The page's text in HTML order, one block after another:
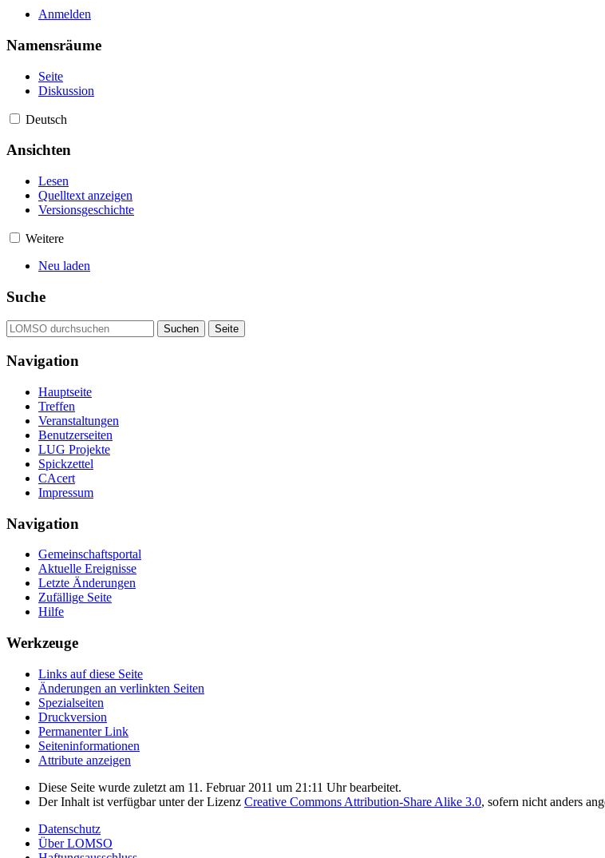
Anmelden
Namensräume
Seite
Diskussion
Deutsch
Ansichten
Lesen
Quelltext anzeigen
Versionsgeschichte
Weitere
Neu laden
Suche
Navigation
Hauptseite
Treffen
Veranstaltungen
Benutzerseiten
LUG Projekte
Spickzettel
CAcert
Impressum
Navigation
Gemeinschafts­portal
Aktuelle Ereignisse
Letzte Änderungen
Zufällige Seite
Hilfe
Werkzeuge
Links auf diese Seite
Änderungen an verlinkten Seiten
Spezialseiten
Druckversion
Permanenter Link
Seiten­­informationen
Attribute anzeigen
Diese Seite wurde zuletzt am 11. Februar 2011 um 21:11 Uhr bearbeitet.
Der Inhalt ist verfügbar unter der Lizenz Creative Commons Attribution-Share Alike 3.0, sofern nicht anders
Datenschutz
Über LOMSO